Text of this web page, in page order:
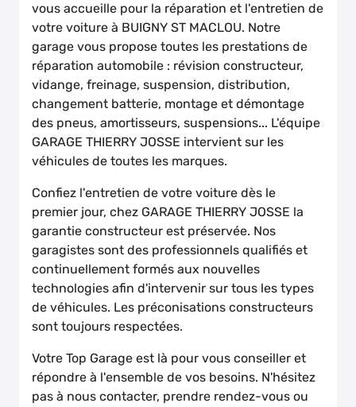
vous accueille pour la réparation et l'entretien de
votre voiture à BUIGNY ST MACLOU. Notre
garage vous propose toutes les prestations de
réparation automobile : révision constructeur,
vidange, freinage, suspension, distribution,
changement batterie, montage et démontage
des pneus, amortisseurs, suspensions... L'équipe
GARAGE THIERRY JOSSE intervient sur les
véhicules de toutes les marques.
Confiez l'entretien de votre voiture dès le
premier jour, chez GARAGE THIERRY JOSSE la
garantie constructeur est préservée. Nos
garagistes sont des professionnels qualifiés et
continuellement formés aux nouvelles
technologies afin d'intervenir sur tous les types
de véhicules. Les préconisations constructeurs
sont toujours respectées.
Votre Top Garage est là pour vous conseiller et
répondre à l'ensemble de vos besoins. N'hésitez
pas à nous contacter, prendre rendez-vous ou